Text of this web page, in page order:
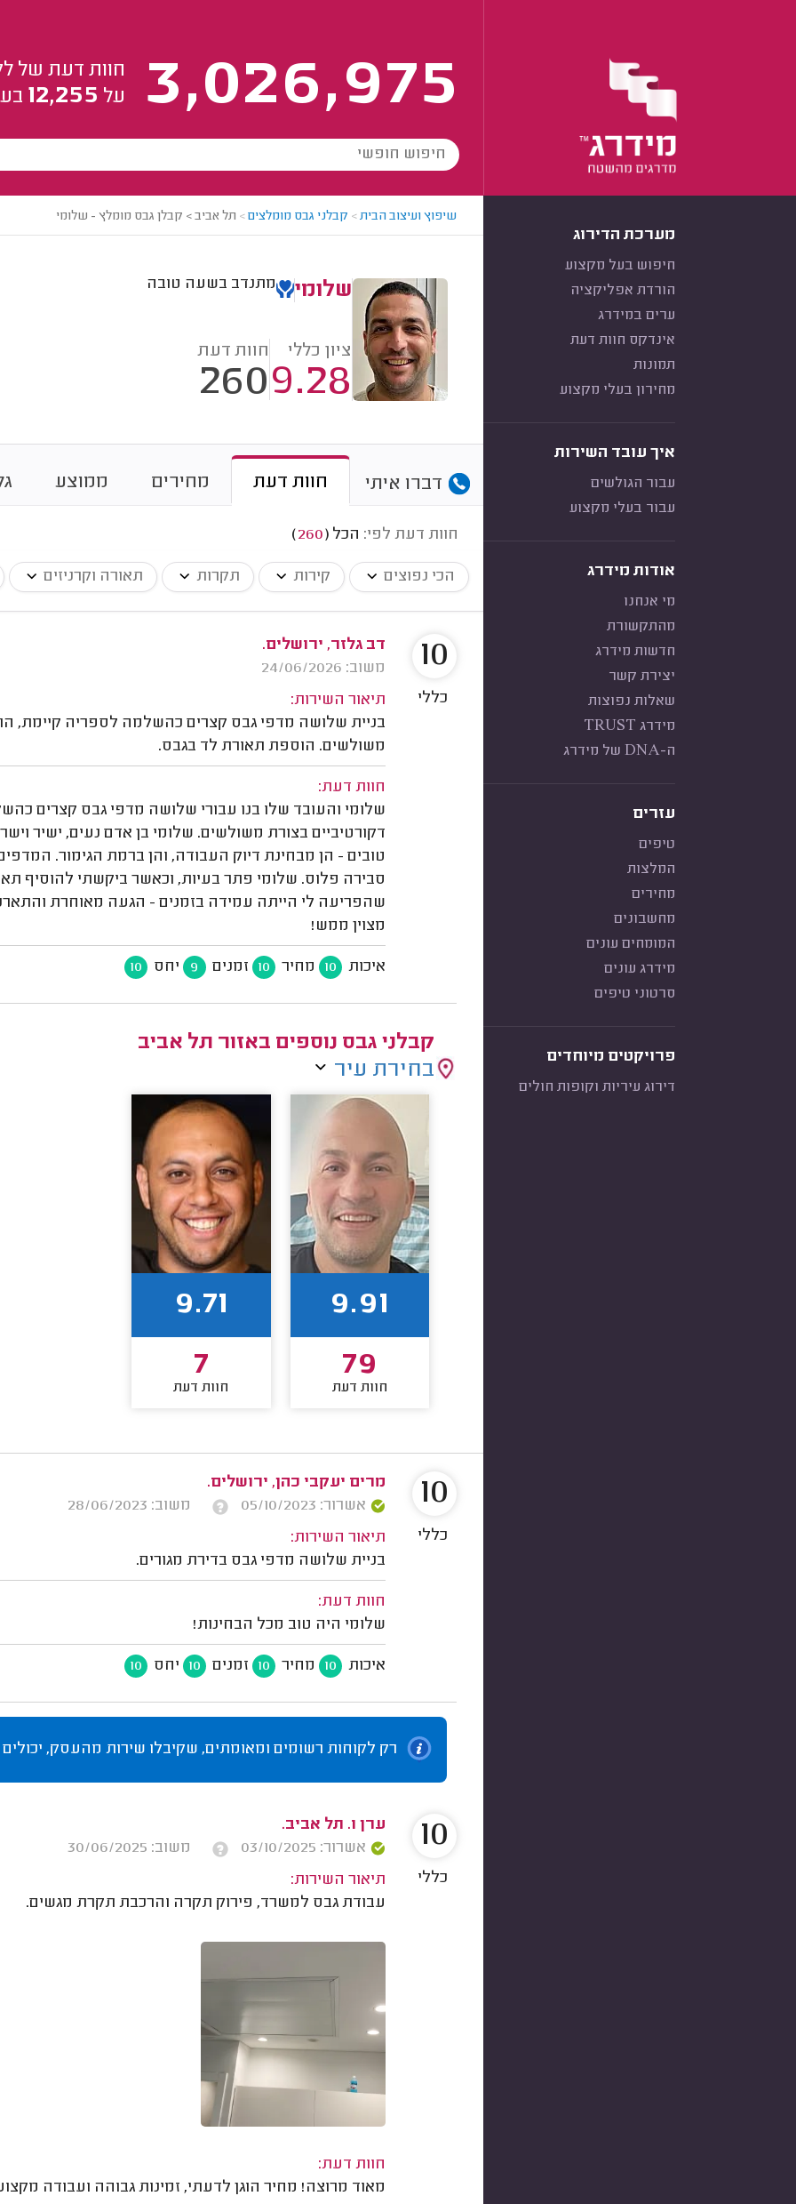
3,026,975
חוות דעת של
על 12,255
מערכת הדירוג
חיפוש בעל מקצוע
הורדת אפליקציה
ערים במידרג
אינדקס חוות דעת
תמונות
מחירון בעלי מקצוע
איך עובד השירות
עבור הגולשים
עבור בעלי מקצוע
אודות מידרג
מי אנחנו
מהתקשורת
חדשות מידרג
יצירת קשר
שאלות נפוצות
מידרג TRUST
ה-DNA של מידרג
עזרים
טיפים
המלצות
מחירים
מחשבונים
המומחים עונים
מידרג עונים
סרטוני טיפים
פרויקטים מיוחדים
דירוג עיריות וקופות חולים
שיפוץ ועיצוב הבית> קבלני גבס מומלצים> תל אביב > קבלן גבס מומלץ - שלומי
שלומי מתנדב בשעה טובה
ציון כללי
9.28
חוות דעת
260
דברו איתי חוות דעת מחירים ממוצע
חוות דעת לפי: הכל (
260
)
הכי נפוצים קירות תקרות תאורה וקרניזים
דב גלזר, ירושלים.
משוב: 24/06/2026
תיאור השירות:
משולשים. הוספת תאורת לד בגבס.
חוות דעת:
דקורטיביים בצורת משולשים. שלומי בן אדם נעים, ישיר
טובים - הן מבחינת דיוק העבודה, והן ברמת הגימור.
סבירה פלוס. שלומי פתר בעיות, וכאשר ביקשתי להוסיף
שהפריעה לי הייתה עמידה בזמנים - הגעה מאוחרת
מצוין ממש!
איכות 10 מחיר 10 זמנים 9 יחס 10
10
כללי
קבלני גבס נוספים באזור תל אביב
בחירת עיר
9.91
79
חוות דעת
9.71
7
חוות דעת
מרים יעקבי כהן, ירושלים.
אשרור: 05/10/2023
משוב: 28/06/2023
תיאור השירות:
בניית שלושה מדפי גבס בדירת מגורים.
חוות דעת:
שלומי היה טוב מכל הבחינות!
איכות 10 מחיר 10 זמנים 10 יחס 10
10
כללי
רק לקוחות רשומים ומאומתים, שקיבלו שירות מהעסק,
ערן ו. תל אביב.
אשרור: 03/10/2025
משוב: 30/06/2025
תיאור השירות:
עבודת גבס למשרד, פירוק תקרה והרכבת תקרת מגשים.
חוות דעת:
מאוד מרוצה! מחיר הוגן לדעתי, זמינות גבוהה ועבודה
10
כללי